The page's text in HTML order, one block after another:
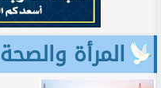
المرأة والصحة